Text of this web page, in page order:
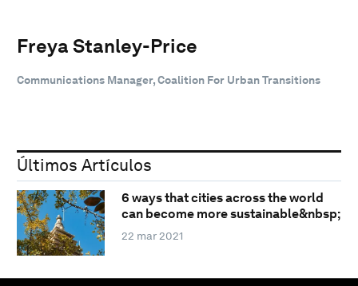
Freya Stanley-Price
Communications Manager, Coalition For Urban Transitions
Últimos Artículos
6 ways that cities across the world
can become more sustainable&nbsp;
22 mar 2021